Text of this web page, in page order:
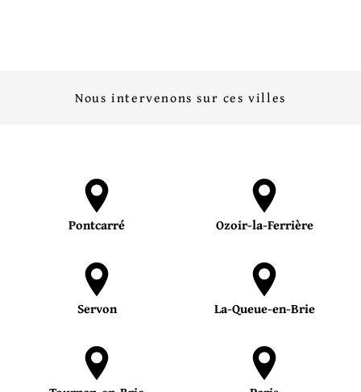
Nous intervenons sur ces villes
Pontcarré Ozoir-la-Ferrière
Servon La-Queue-en-Brie